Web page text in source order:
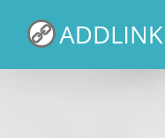
innehållet